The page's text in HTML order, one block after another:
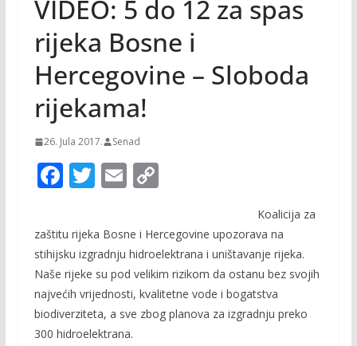
VIDEO: 5 do 12 za spas
rijeka Bosne i
Hercegovine – Sloboda
rijekama!
26. Jula 2017. Senad
F
e
b
o
o
k
T
itt
er
E
ai
l
C
p
y
Li
n
k
Koalicija za
zaštitu rijeka Bosne i Hercegovine upozorava na
stihijsku izgradnju hidroelektrana i uništavanje rijeka.
Naše rijeke su pod velikim rizikom da ostanu bez svojih
najvećih vrijednosti, kvalitetne vode i bogatstva
biodiverziteta, a sve zbog planova za izgradnju preko
300 hidroelektrana.